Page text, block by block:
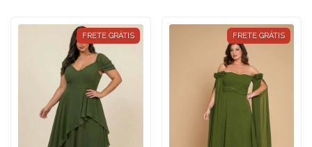
FRETE GRÁTIS FRETE GRÁTIS